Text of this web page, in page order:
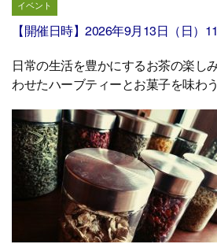
イベント
【開催日時】2026年9月13日（日）
日常の生活を豊かにするお茶の楽し
わせたハーブティーとお菓子を味わう